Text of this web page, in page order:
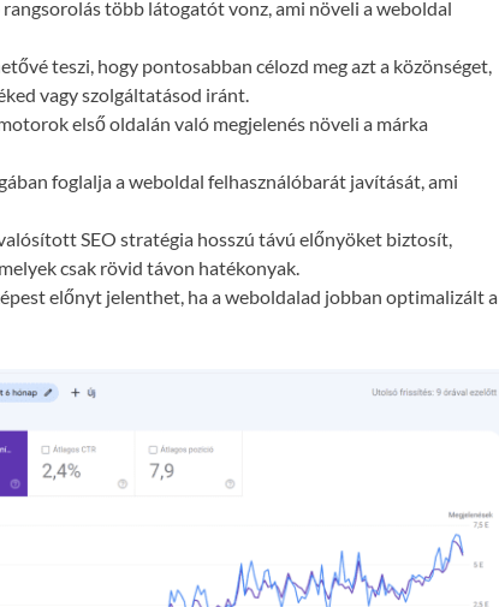
rangsorolás több látogatót vonz, ami növeli a weboldal
teszi, hogy pontosabban célozd meg azt a közönséget,
vagy szolgáltatásod iránt.
első oldalán való megjelenés növeli a márka
foglalja a weboldal felhasználóbarát javítását, ami
SEO stratégia hosszú távú előnyöket biztosít,
csak rövid távon hatékonyak.
előnyt jelenthet, ha a weboldalad jobban optimalizált a